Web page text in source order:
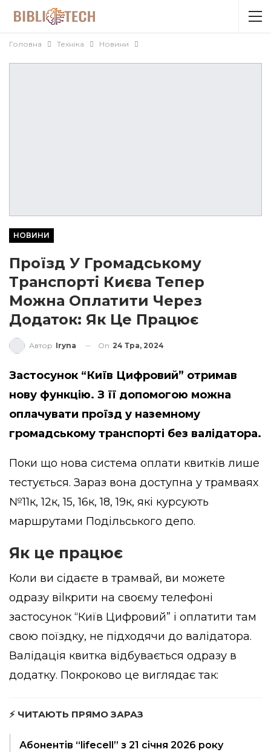
Головна Техніка Новини
НОВИНИ
Проїзд У Громадському
Транспорті Києва Тепер
Можна Оплатити Через
Додаток: Як Це Працює
Автор Iryna On 24 Тра, 2024
Застосунок “Київ Цифровий” отримав
нову функцію. З її допомогою можна
оплачувати проїзд у наземному
громадському транспорті без валідатора.
Поки що нова система оплати квитків лише
тестується. Зараз вона доступна у трамваях
№11к, 12к, 15, 16к, 18, 19к, які курсують
маршрутами Подільського депо.
Як це працює
Коли ви сідаєте в трамвай, ви можете
одразу віlкрити на своєму телефоні
застосунок “Київ Цифровий” і оплатити там
свою поїздку, не підходячи до валідатора.
Валідація квитка відбувається одразу в
додатку. Покроково це виглядає так:
⚡ ЧИТАЮТЬ ПРЯМО ЗАРАЗ
Абонентів “lifecell” з 21 січня 2026 року